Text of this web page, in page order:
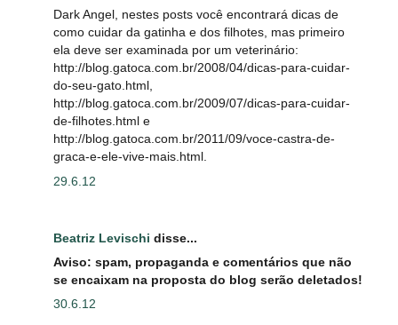
Dark Angel, nestes posts você encontrará dicas de
como cuidar da gatinha e dos filhotes, mas primeiro
ela deve ser examinada por um veterinário:
http://blog.gatoca.com.br/2008/04/dicas-para-cuidar-
do-seu-gato.html,
http://blog.gatoca.com.br/2009/07/dicas-para-cuidar-
de-filhotes.html e
http://blog.gatoca.com.br/2011/09/voce-castra-de-
graca-e-ele-vive-mais.html.
29.6.12
Beatriz Levischi disse...
Aviso: spam, propaganda e comentários que não
se encaixam na proposta do blog serão deletados!
30.6.12